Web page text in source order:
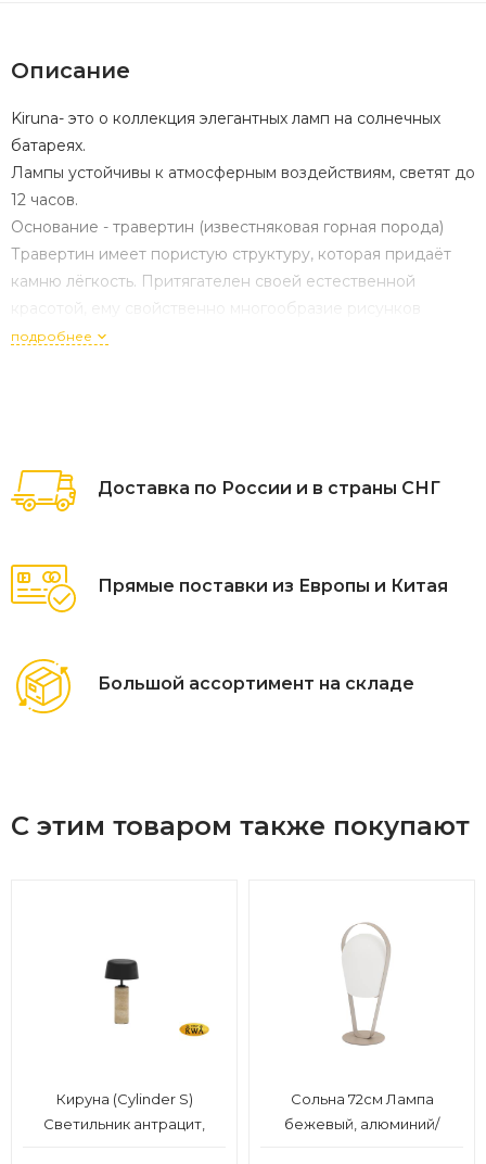
Описание
Kiruna- это о коллекция элегантных ламп на солнечных
батареях.
Лампы устойчивы к атмосферным воздействиям, светят до
12 часов.
Основание - травертин (известняковая горная порода)
Травертин имеет пористую структуру, которая придаёт
камню лёгкость. Притягателен своей естественной
красотой, ему свойственно многообразие рисунков
текстуры и широкая палитра природных оттенков. Камень
подробнее
Доставка по России и в страны СНГ
Прямые поставки из Европы и Китая
Большой ассортимент на складе
С этим товаром также покупают
Кируна (Cylinder S)
Светильник антрацит,
Сольна 72см Лампа
бежевый, алюминий/